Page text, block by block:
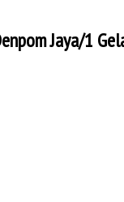
Jaya/1